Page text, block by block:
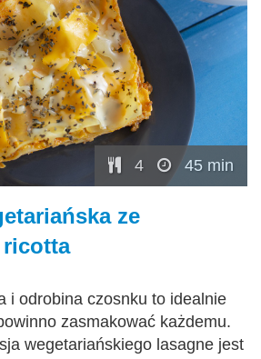
4 45 min
ze
i odrobina czosnku to idealnie
zasmakować każdemu.
wegetariańskiego lasagne jest